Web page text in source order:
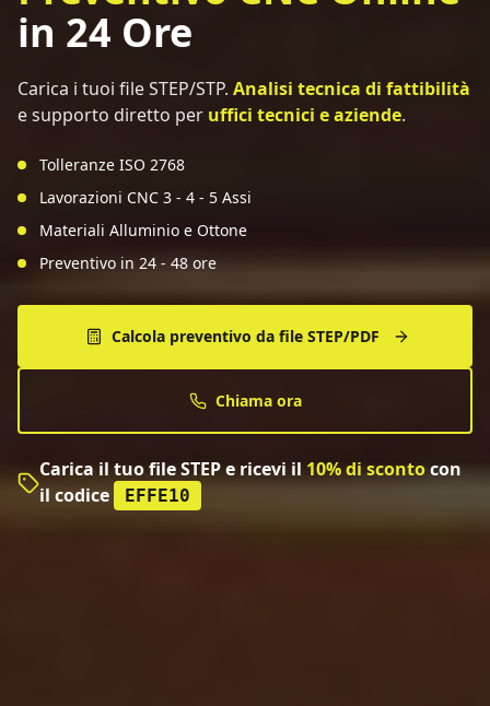
in 24 Ore
Carica i tuoi file STEP/STP. Analisi tecnica di fattibilità
e supporto diretto per uffici tecnici e aziende.
Tolleranze ISO 2768
Lavorazioni CNC 3 - 4 - 5 Assi
Materiali Alluminio e Ottone
Preventivo in 24 - 48 ore
Calcola preventivo da file STEP/PDF
Chiama ora
Carica il tuo file STEP e ricevi il 10% di scontocon
il codice
EFFE10